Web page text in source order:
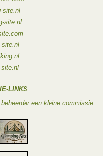
site.nl
site.nl
site.nl
site.nl
LINKS
een kleine commissie.